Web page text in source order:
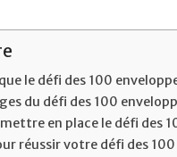
le défi des 100
du défi des 100
en place le défi des
réussir votre défi des